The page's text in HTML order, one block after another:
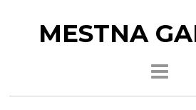
MESTNA